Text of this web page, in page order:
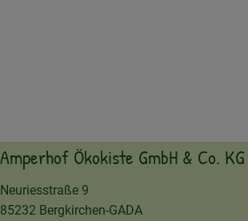
Amperhof Ökokiste GmbH & Co. KG
Neuriesstraße 9
85232 Bergkirchen-GADA